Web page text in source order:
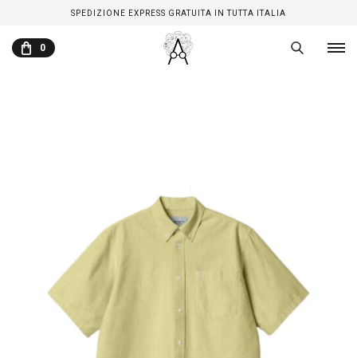
SPEDIZIONE EXPRESS GRATUITA IN TUTTA ITALIA
0